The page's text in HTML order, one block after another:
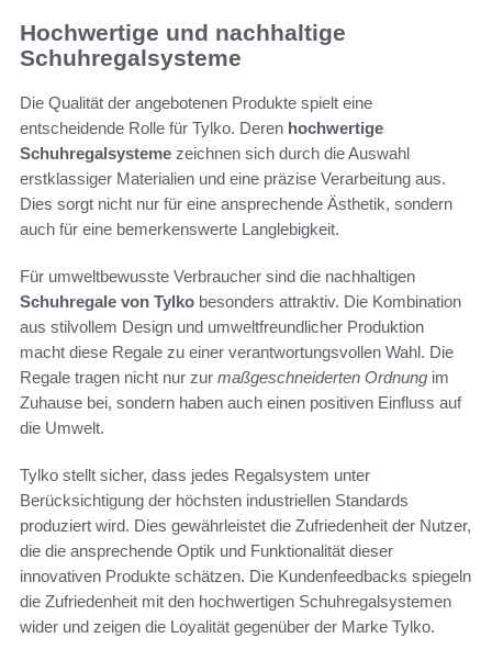
Hochwertige und nachhaltige
Schuhregalsysteme
Die Qualität der angebotenen Produkte spielt eine
entscheidende Rolle für Tylko. Deren hochwertige
Schuhregalsysteme zeichnen sich durch die Auswahl
erstklassiger Materialien und eine präzise Verarbeitung aus.
Dies sorgt nicht nur für eine ansprechende Ästhetik, sondern
auch für eine bemerkenswerte Langlebigkeit.
Für umweltbewusste Verbraucher sind die nachhaltigen
Schuhregale von Tylko besonders attraktiv. Die Kombination
aus stilvollem Design und umweltfreundlicher Produktion
macht diese Regale zu einer verantwortungsvollen Wahl. Die
Regale tragen nicht nur zur maßgeschneiderten Ordnung im
Zuhause bei, sondern haben auch einen positiven Einfluss auf
die Umwelt.
Tylko stellt sicher, dass jedes Regalsystem unter
Berücksichtigung der höchsten industriellen Standards
produziert wird. Dies gewährleistet die Zufriedenheit der Nutzer,
die die ansprechende Optik und Funktionalität dieser
innovativen Produkte schätzen. Die Kundenfeedbacks spiegeln
die Zufriedenheit mit den hochwertigen Schuhregalsystemen
wider und zeigen die Loyalität gegenüber der Marke Tylko.